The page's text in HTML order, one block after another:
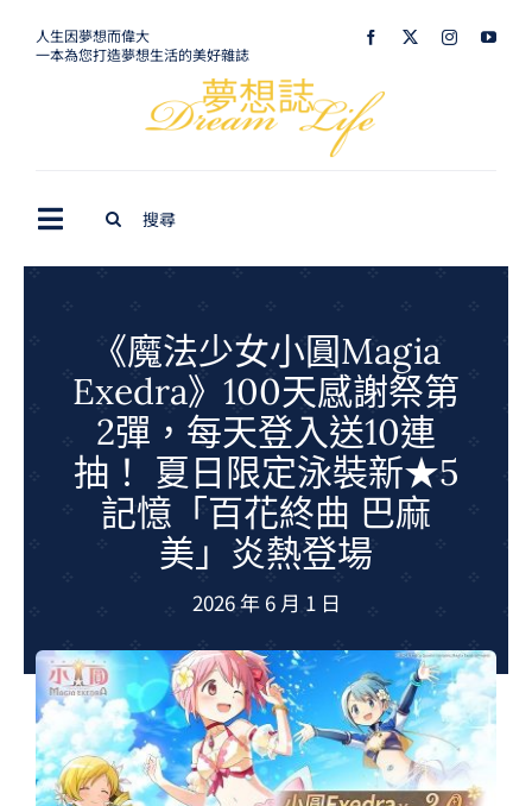
人生因夢想而偉大
一本為您打造夢想生活的美好雜誌
Toggle
Navigation
室內設計
夢想購物
《魔法少女小圓Magia
Exedra》100天感謝祭第
2彈，每天登入送10連
抽！ 夏日限定泳裝新★5
記憶「百花終曲 巴麻
美」炎熱登場
2026 年 6 月 1 日